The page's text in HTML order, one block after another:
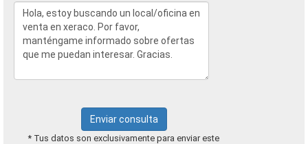
Enviar consulta
* Tus datos son exclusivamente para enviar este